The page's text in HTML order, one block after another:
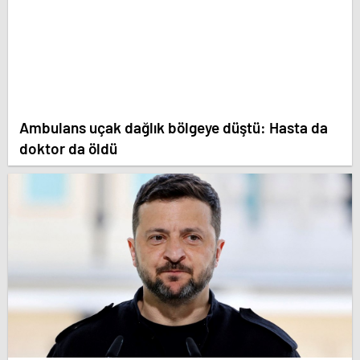
Ambulans uçak dağlık bölgeye düştü: Hasta da
doktor da öldü